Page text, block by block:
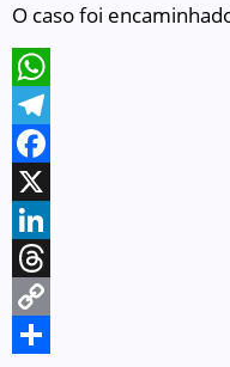
O caso foi
WhatsApp
Telegram
Facebook
X
LinkedIn
Threads
Copy